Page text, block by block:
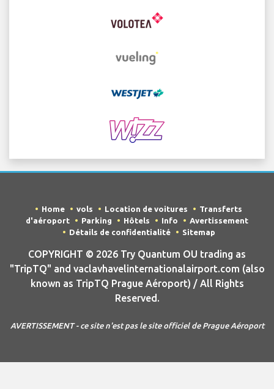
Home vols Location de voitures
Transferts
d'aéroport
Parking Hôtels Info
Avertissement
Détails de confidentialité
Sitemap
COPYRIGHT © 2026 Try Quantum OU trading as
"TripTQ" and vaclavhavelinternationalairport.com (also
known as TripTQ Prague Aéroport) / All Rights
Reserved.
AVERTISSEMENT - ce site n'est pas le site officiel de Prague Aéroport